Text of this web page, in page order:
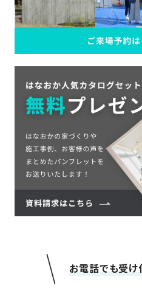
＼お電話でも受け